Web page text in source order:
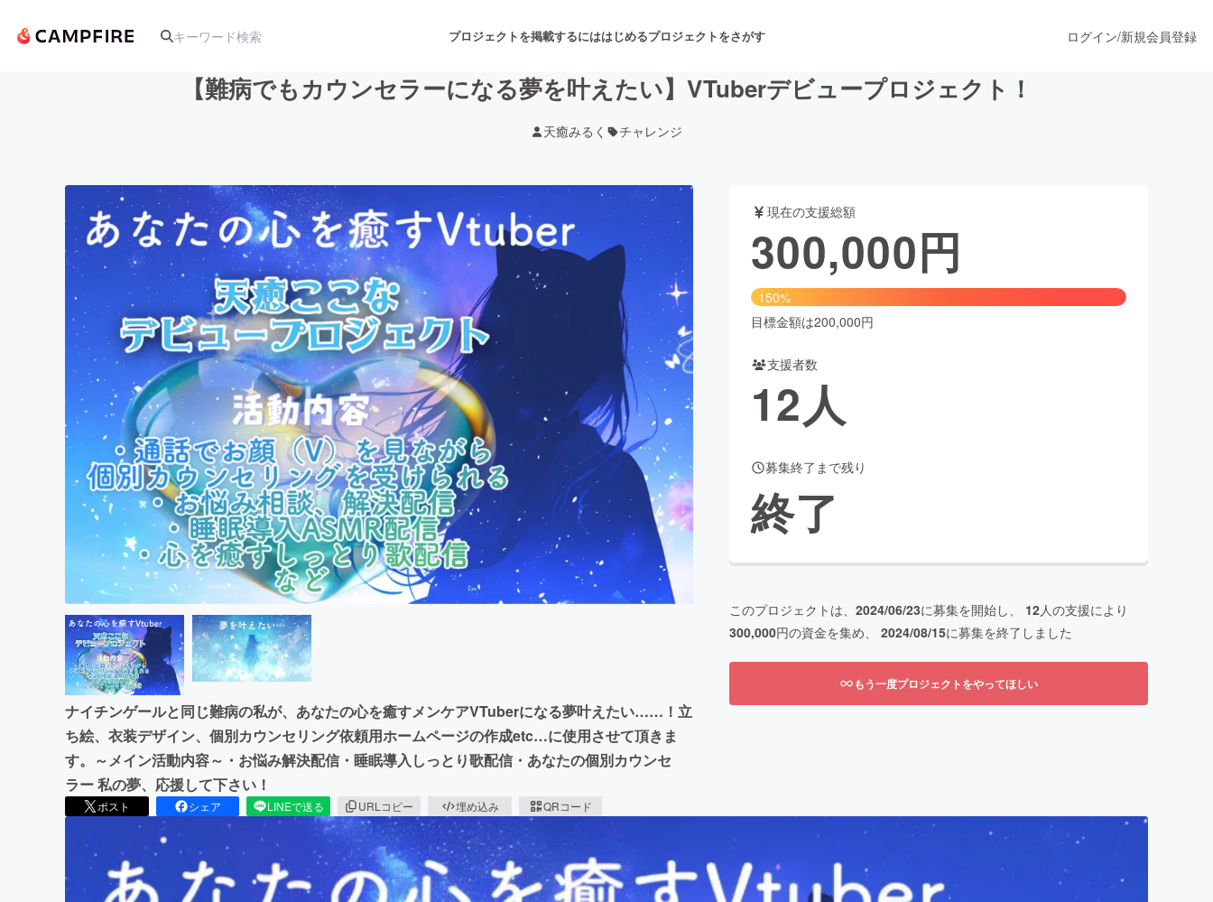
プロジェクトを掲載するにははじめるプロジェクトをさがす
アート・写真 音楽 舞台・パフォーマンス
テクノロジー・ガジェット ゲーム・サービス開発 フード・飲食店 ファッション
映像・映画 書籍・雑誌出版 アニメ・漫画
ビジネス・起業 チャレンジ ビューティー・ヘルスケア
まちづくり・地域活性化
CAMPFIRE for Social Good
CAMPFIRE Creation
CAMPFIREふるさと納税
machi-ya コミュニティ
ログイン/新規会員登録
【難病でもカウンセラーになる夢を叶えたい】VTuberデビュープロジェクト！
天癒みるく チャレンジ
ナイチンゲールと同じ難病の私が、あなたの心を癒すメンケアVTuberになる夢叶えたい……！立
ち絵、衣装デザイン、個別カウンセリング依頼用ホームページの作成etc…に使用させて頂きま
す。～メイン活動内容～・お悩み解決配信・睡眠導入しっとり歌配信・あなたの個別カウンセ
ラー 私の夢、応援して下さい！
ポスト シェア LINEで送る URLコピー 埋め込み QRコード
現在の支援総額
300,000円
150%
目標金額は200,000円
支援者数
12人
募集終了まで残り
終了
このプロジェクトは、 2024/06/23に募集を開始し、 12人の支援により
300,000円の資金を集め、 2024/08/15に募集を終了しました
もう一度プロジェクトをやってほしい